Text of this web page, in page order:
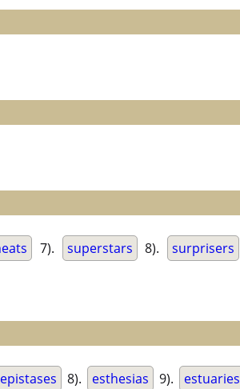
7). superstars 8). surprisers
epistases 8). esthesias 9). estuaries